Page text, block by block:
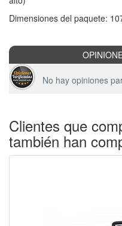
Dimensiones del paquete:
No hay opiniones
Clientes que
también han